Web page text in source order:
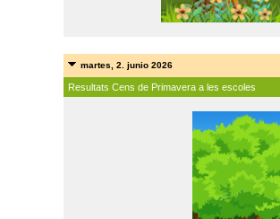
martes, 2. junio 2026
Resultats Cens de Primavera a les escoles